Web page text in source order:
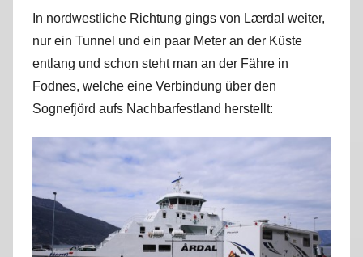
n
M
a
r
k
In nordwestliche Richtung gings von Lærdal weiter,
nur ein Tunnel und ein paar Meter an der Küste
entlang und schon steht man an der Fähre in
Fodnes, welche eine Verbindung über den
Sognefjörd aufs Nachbarfestland herstellt: